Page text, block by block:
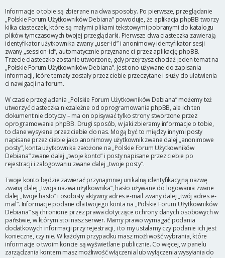
Informacje o tobie są zbierane na dwa sposoby. Po pierwsze, przeglądanie
„Polskie Forum Użytkowników Debiana” powoduje, że aplikacja phpBB tworzy
kilka ciasteczek, które są małymi plikami tekstowymi pobranymi do katalogu
plików tymczasowych twojej przeglądarki. Pierwsze dwa ciasteczka zawierają
identyfikator użytkownika zwany „user-id” i anonimowy identyfikator sesji
zwany „session-id”, automatycznie przyznane ci przez aplikację phpBB.
Trzecie ciasteczko zostanie utworzone, gdy przejrzysz chociaż jeden temat na
„Polskie Forum Użytkowników Debiana”. Jest ono używane do zapisania
informacji, które tematy zostały przez ciebie przeczytane i służy do ułatwienia
ci nawigacji na forum.
W czasie przeglądania „Polskie Forum Użytkowników Debiana” możemy też
utworzyć ciasteczka niezależne od oprogramowania phpBB, ale ich ten
dokument nie dotyczy – ma on opisywać tylko strony stworzone przez
oprogramowanie phpBB. Drugi sposób, w jaki zbieramy informacje o tobie,
to dane wysyłane przez ciebie do nas. Mogą być to między innymi posty
napisane przez ciebie jako anonimowy użytkownik zwane dalej „anonimowe
posty”, konta użytkownika założone na „Polskie Forum Użytkowników
Debiana” zwane dalej „twoje konto” i posty napisane przez ciebie po
rejestracji i zalogowaniu zwane dalej „twoje posty”.
Twoje konto będzie zawierać przynajmniej unikalną identyfikacyjną nazwę
zwaną dalej „twoja nazwa użytkownika”, hasło używane do logowania zwane
dalej „twoje hasło” i osobisty aktywny adres e-mail zwany dalej „twój adres e-
mail”. Informacje podane dla twojego konta na „Polskie Forum Użytkowników
Debiana” są chronione przez prawa dotyczące ochrony danych osobowych w
państwie, w którym stoi nasz serwer. Mamy prawo wymagać podania
dodatkowych informacji przy rejestracji, i to my ustalamy czy podanie ich jest
konieczne, czy nie. W każdym przypadku masz możliwość wybrania, które
informacje o twoim koncie są wyświetlane publicznie. Co więcej, w panelu
zarządzania kontem masz możliwość włączenia lub wyłączenia wysyłania do